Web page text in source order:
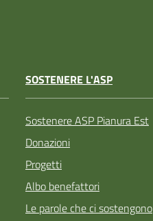
SOSTENERE L'ASP
Sostenere ASP Pianura Est
Donazioni
Progetti
Albo benefattori
Le parole che ci sostengono